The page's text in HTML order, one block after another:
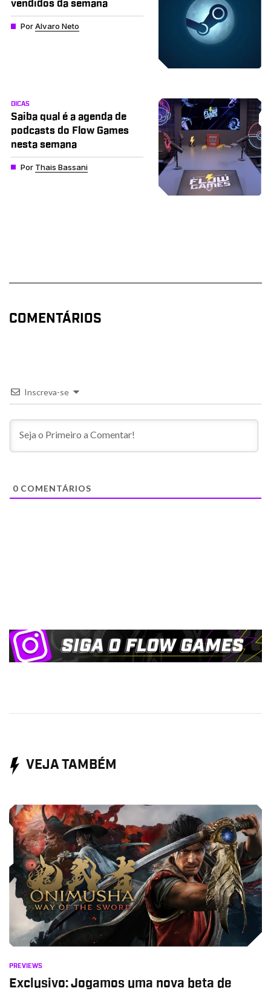
vendidos da semana
PorAlvaro Neto
DICAS
Saiba qual é a agenda de
podcasts do Flow Games
nesta semana
Por Thais Bassani
COMENTÁRIOS
Inscreva-se
0 COMENTÁRIOS
VEJA TAMBÉM
PREVIEWS
Exclusivo: Jogamos uma nova beta de